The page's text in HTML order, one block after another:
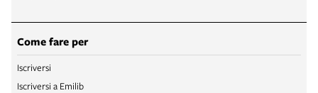
Come fare per
Iscriversi
Iscriversi a Emilib